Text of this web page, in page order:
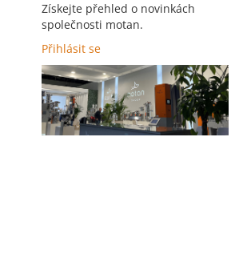
Získejte přehled o novinkách
společnosti motan.
Přihlásit se